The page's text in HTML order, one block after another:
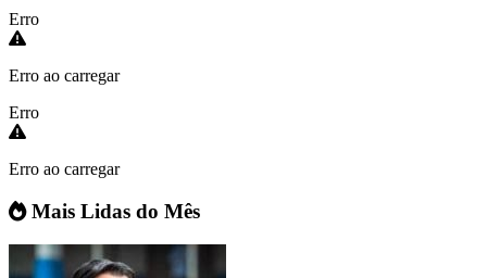
Erro
Erro ao carregar
Erro
Erro ao carregar
Mais Lidas do Mês